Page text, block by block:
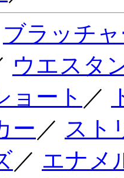
ブラッチ
ウエスタ
ョート ／
ー ／ スト
／ エナメ